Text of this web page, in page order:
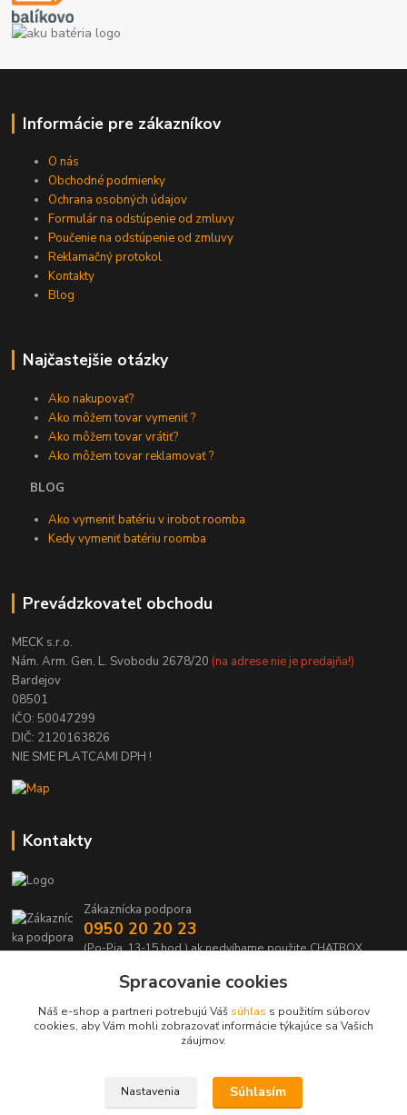
Informácie pre zákazníkov
O nás
Obchodné podmienky
Ochrana osobných údajov
Formulár na odstúpenie od zmluvy
Poučenie na odstúpenie od zmluvy
Reklamačný protokol
Kontakty
Blog
Najčastejšie otázky
Ako nakupovať?
Ako môžem tovar vymeniť ?
Ako môžem tovar vrátiť?
Ako môžem tovar reklamovať ?
BLOG
Ako vymeniť batériu v irobot roomba
Kedy vymeniť batériu roomba
Prevádzkovateľ obchodu
MECK s.r.o.
Nám. Arm. Gen. L. Svobodu 2678/20 (na adrese nie je predajňa!)
Bardejov
08501
IČO: 50047299
DIČ: 2120163826
NIE SME PLATCAMI DPH !
Kontakty
Zákaznícka podpora
0950 20 20 23
(Po-Pia, 13-15 hod.) ak nedvíhame použite CHATBOX
info@kabelmanie.sk
Upravit sběr cookies.
Spracovanie cookies
Náš e-shop a partneri potrebujú Váš súhlas s použitím súborov
cookies, aby Vám mohli zobrazovať informácie týkajúce sa Vašich
záujmov.
Nastavenia Súhlasím